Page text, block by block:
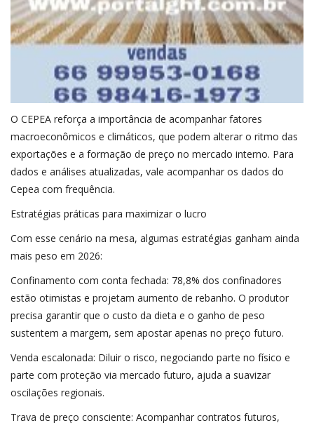
O CEPEA reforça a importância de acompanhar fatores
macroeconômicos e climáticos, que podem alterar o ritmo das
exportações e a formação de preço no mercado interno. Para
dados e análises atualizadas, vale acompanhar os dados do
Cepea com frequência.
Estratégias práticas para maximizar o lucro
Com esse cenário na mesa, algumas estratégias ganham ainda
mais peso em 2026:
Confinamento com conta fechada: 78,8% dos confinadores
estão otimistas e projetam aumento de rebanho. O produtor
precisa garantir que o custo da dieta e o ganho de peso
sustentem a margem, sem apostar apenas no preço futuro.
Venda escalonada: Diluir o risco, negociando parte no físico e
parte com proteção via mercado futuro, ajuda a suavizar
oscilações regionais.
Trava de preço consciente: Acompanhar contratos futuros,